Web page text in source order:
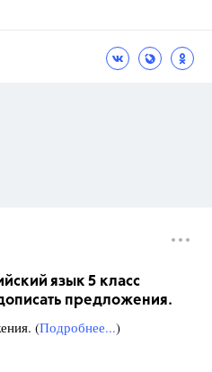
язык 5 класс
предложения.
(Подробнее...)